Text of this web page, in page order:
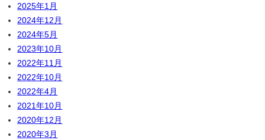
2025年1月
2024年12月
2024年5月
2023年10月
2022年11月
2022年10月
2022年4月
2021年10月
2020年12月
2020年3月